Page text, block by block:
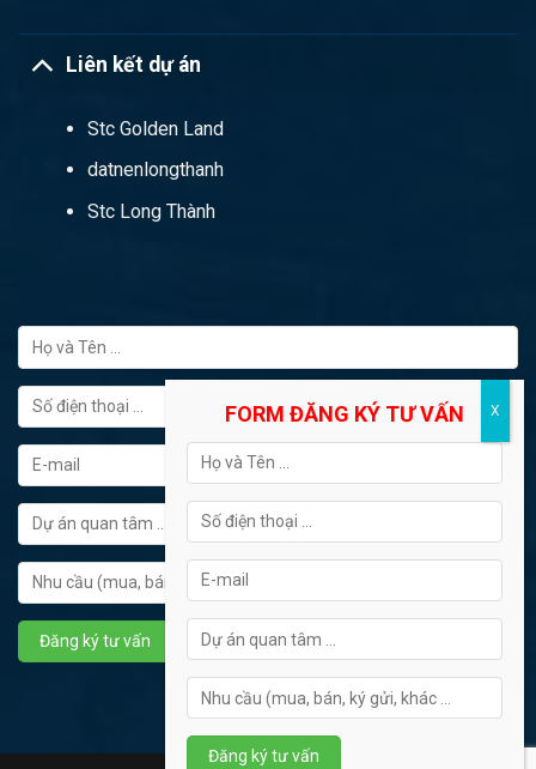
Liên kết dự án
Stc Golden Land
datnenlongthanh
Stc Long Thành
FORM ĐĂNG KÝ TƯ VẤN